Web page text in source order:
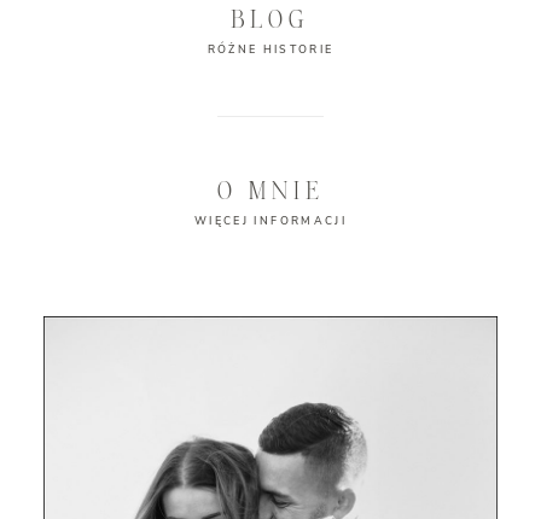
BLOG
RÓŻNE HISTORIE
O MNIE
WIĘCEJ INFORMACJI